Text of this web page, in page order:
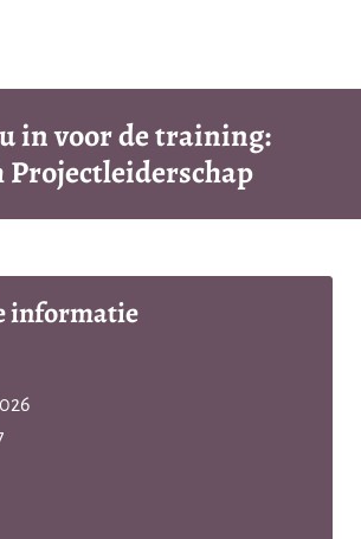
in voor de training:
Projectleiderschap
informatie